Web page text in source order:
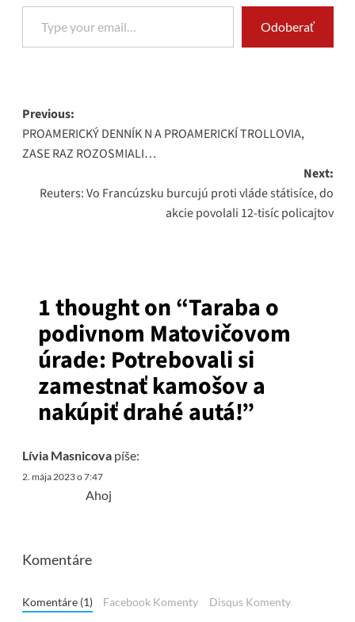
Type your email…
Odoberať
Post
navigation
Previous:
PROAMERICKÝ DENNÍK N A PROAMERICKÍ TROLLOVIA,
ZASE RAZ ROZOSMIALI…
Next:
Reuters: Vo Francúzsku burcujú proti vláde státisíce, do
akcie povolali 12-tisíc policajtov
1 thought on “Taraba o
podivnom Matovičovom
úrade: Potrebovali si
zamestnať kamošov a
nakúpiť drahé autá!”
Lívia Masnicova píše:
2. mája 2023 o 7:47
Ahoj
Komentáre
Komentáre (1) Facebook Komenty Disqus Komenty